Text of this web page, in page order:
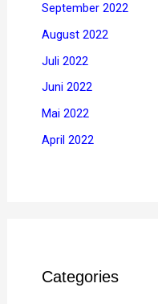
September 2022
August 2022
Juli 2022
Juni 2022
Mai 2022
April 2022
Categories